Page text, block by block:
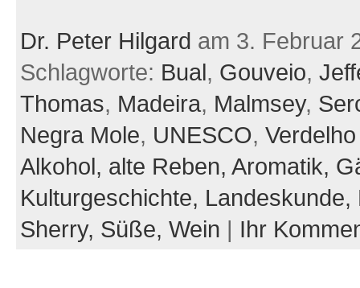
Dr. Peter Hilgard am 3. Februar
Schlagworte: Bual, Gouveio,
Thomas, Madeira, Malmsey,
Negra Mole, UNESCO, Verdelho
Alkohol, alte Reben, Aromatik,
Kulturgeschichte, Landeskunde,
Sherry, Süße, Wein | Ihr